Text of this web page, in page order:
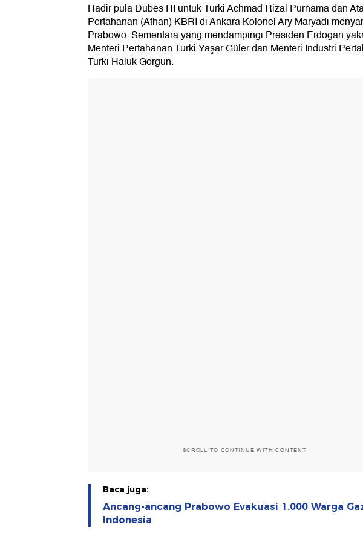
Hadir pula Dubes RI untuk Turki Achmad Rizal Purnama dan
Pertahanan (Athan) KBRI di Ankara Kolonel Ary Maryadi
Prabowo. Sementara yang mendampingi Presiden Erdogan
Menteri Pertahanan Turki Yaşar Güler dan Menteri Industri
Turki Haluk Gorgun.
SCROLL TO CONTINUE WITH CONTENT
Baca juga:
Ancang-ancang Prabowo Evakuasi 1.000 Warga
Indonesia